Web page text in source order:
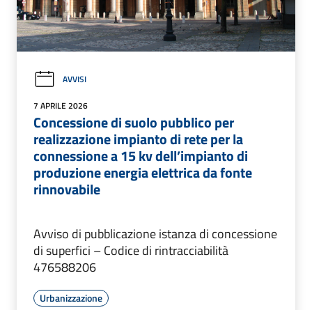
AVVISI
7 APRILE 2026
Concessione di suolo pubblico per
realizzazione impianto di rete per la
connessione a 15 kv dell’impianto di
produzione energia elettrica da fonte
rinnovabile
Avviso di pubblicazione istanza di concessione
di superfici – Codice di rintracciabilità
476588206
Urbanizzazione